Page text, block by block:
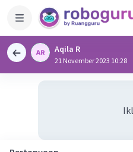
Aqila R
21 November 2023 10:28